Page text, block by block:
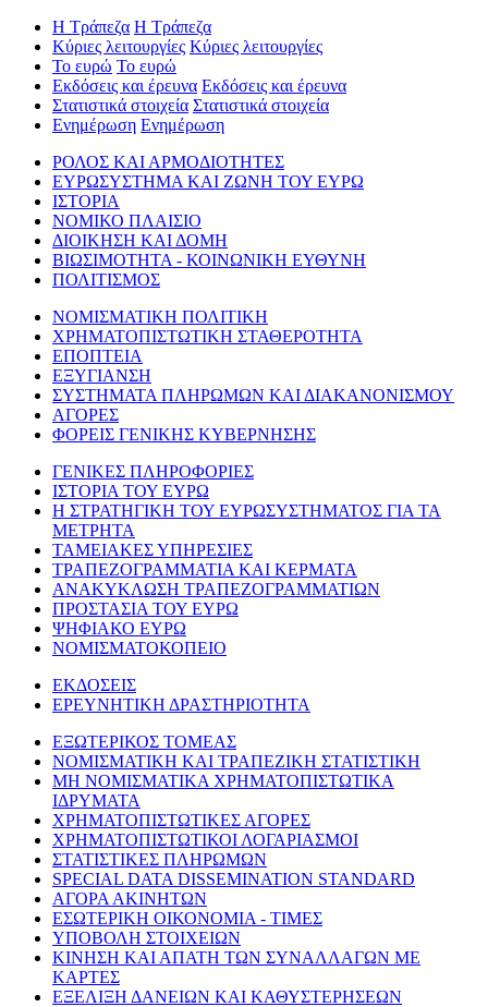
Η Τράπεζα Η Τράπεζα
Κύριες λειτουργίες Κύριες λειτουργίες
Το ευρώ Το ευρώ
Εκδόσεις και έρευνα Εκδόσεις και έρευνα
Στατιστικά στοιχεία Στατιστικά στοιχεία
Ενημέρωση Ενημέρωση
ΡΟΛΟΣ ΚΑΙ ΑΡΜΟΔΙΟΤΗΤΕΣ
ΕΥΡΩΣΥΣΤΗΜΑ ΚΑΙ ΖΩΝΗ ΤΟΥ ΕΥΡΩ
ΙΣΤΟΡΙΑ
ΝΟΜΙΚΟ ΠΛΑΙΣΙΟ
ΔΙΟΙΚΗΣΗ ΚΑΙ ΔΟΜΗ
ΒΙΩΣΙΜΟΤΗΤΑ - ΚΟΙΝΩΝΙΚΗ ΕΥΘΥΝΗ
ΠΟΛΙΤΙΣΜΟΣ
ΝΟΜΙΣΜΑΤΙΚΗ ΠΟΛΙΤΙΚΗ
ΧΡΗΜΑΤΟΠΙΣΤΩΤΙΚΗ ΣΤΑΘΕΡΟΤΗΤΑ
ΕΠΟΠΤΕΙΑ
ΕΞΥΓΙΑΝΣΗ
ΣΥΣΤΗΜΑΤΑ ΠΛΗΡΩΜΩΝ ΚΑΙ ΔΙΑΚΑΝΟΝΙΣΜΟΥ
ΑΓΟΡΕΣ
ΦΟΡΕΙΣ ΓΕΝΙΚΗΣ ΚΥΒΕΡΝΗΣΗΣ
ΓΕΝΙΚΕΣ ΠΛΗΡΟΦΟΡΙΕΣ
ΙΣΤΟΡΙΑ ΤΟΥ ΕΥΡΩ
Η ΣΤΡΑΤΗΓΙΚΗ ΤΟΥ ΕΥΡΩΣΥΣΤΗΜΑΤΟΣ ΓΙΑ ΤΑ
ΜΕΤΡΗΤΑ
ΤΑΜΕΙΑΚΕΣ ΥΠΗΡΕΣΙΕΣ
ΤΡΑΠΕΖΟΓΡΑΜΜΑΤΙΑ ΚΑΙ ΚΕΡΜΑΤΑ
ΑΝΑΚΥΚΛΩΣΗ ΤΡΑΠΕΖΟΓΡΑΜΜΑΤΙΩΝ
ΠΡΟΣΤΑΣΙΑ ΤΟΥ ΕΥΡΩ
ΨΗΦΙΑΚΟ ΕΥΡΩ
ΝΟΜΙΣΜΑΤΟΚΟΠΕΙΟ
ΕΚΔΟΣΕΙΣ
ΕΡΕΥΝΗΤΙΚΗ ΔΡΑΣΤΗΡΙΟΤΗΤΑ
ΕΞΩΤΕΡΙΚΟΣ ΤΟΜΕΑΣ
ΝΟΜΙΣΜΑΤΙΚΗ ΚΑΙ ΤΡΑΠΕΖΙΚΗ ΣΤΑΤΙΣΤΙΚΗ
ΜΗ ΝΟΜΙΣΜΑΤΙΚΑ ΧΡΗΜΑΤΟΠΙΣΤΩΤΙΚΑ
ΙΔΡΥΜΑΤΑ
ΧΡΗΜΑΤΟΠΙΣΤΩΤΙΚΕΣ ΑΓΟΡΕΣ
ΧΡΗΜΑΤΟΠΙΣΤΩΤΙΚΟΙ ΛΟΓΑΡΙΑΣΜΟΙ
ΣΤΑΤΙΣΤΙΚΕΣ ΠΛΗΡΩΜΩΝ
SPECIAL DATA DISSEMINATION STANDARD
ΑΓΟΡΑ ΑΚΙΝΗΤΩΝ
ΕΣΩΤΕΡΙΚΗ ΟΙΚΟΝΟΜΙΑ - ΤΙΜΕΣ
ΥΠΟΒΟΛΗ ΣΤΟΙΧΕΙΩΝ
ΚΙΝΗΣΗ ΚΑΙ ΑΠΑΤΗ ΤΩΝ ΣΥΝΑΛΛΑΓΩΝ ΜΕ
ΚΑΡΤΕΣ
ΕΞΕΛΙΞΗ ΔΑΝΕΙΩΝ ΚΑΙ ΚΑΘΥΣΤΕΡΗΣΕΩΝ